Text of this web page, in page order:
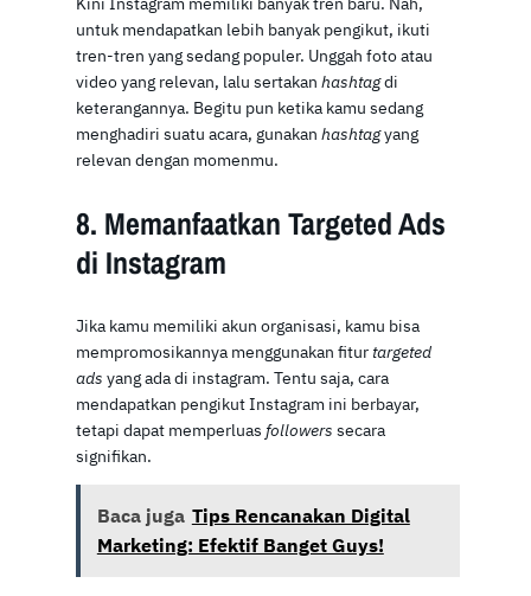
untuk mendapatkan lebih banyak pengikut, ikuti
tren-tren yang sedang populer. Unggah foto atau
video yang relevan, lalu sertakan hashtagdi
keterangannya. Begitu pun ketika kamu sedang
menghadiri suatu acara, gunakan hashtagyang
relevan dengan momenmu.
8. Memanfaatkan Targeted Ads
di Instagram
Jika kamu memiliki akun organisasi, kamu bisa
mempromosikannya menggunakan fitur targeted
ads yang ada di instagram. Tentu saja, cara
mendapatkan pengikut Instagram ini berbayar,
tetapi dapat memperluas followers secara
signifikan.
Baca juga Tips Rencanakan Digital
Marketing: Efektif Banget Guys!